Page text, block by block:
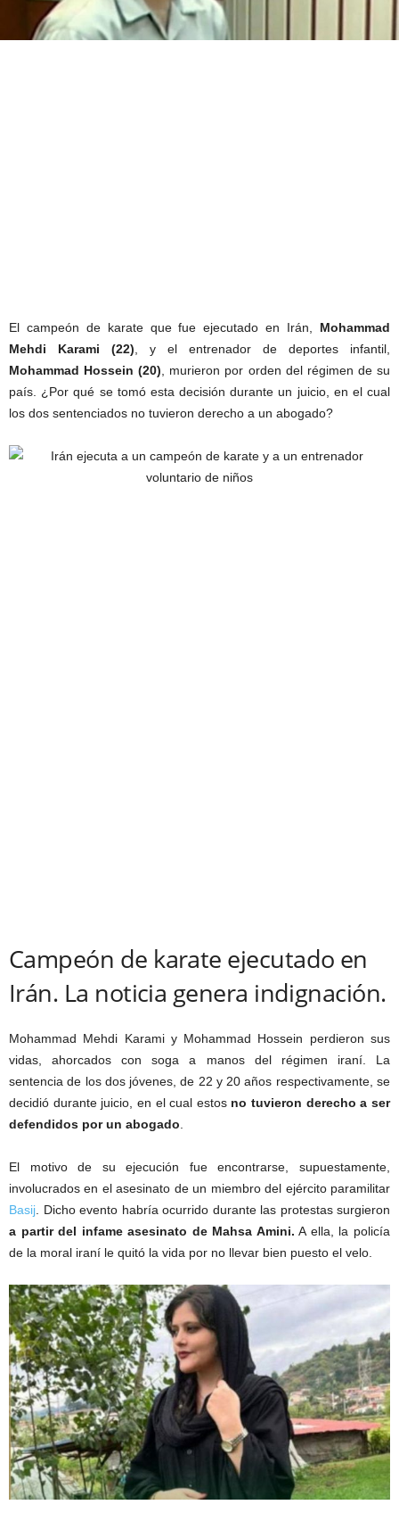
El campeón de karate que fue ejecutado en Irán, Mohammad
Mehdi Karami (22) , y el entrenador de deportes infantil,
Mohammad Hossein (20) , murieron por orden del régimen de su
país. ¿Por qué se tomó esta decisión durante un juicio, en el cual
los dos sentenciados no tuvieron derecho a un abogado?
Campeón de karate ejecutado en
Irán. La noticia genera indignación.
Mohammad Mehdi Karami y Mohammad Hossein perdieron sus
vidas, ahorcados con soga a manos del régimen iraní. La
sentencia de los dos jóvenes, de 22 y 20 años respectivamente, se
decidió durante juicio, en el cual estos no tuvieron derecho a ser
defendidos por un abogado
El motivo de su ejecución fue encontrarse, supuestamente,
involucrados en el asesinato de un miembro del ejército paramilitar
Basij . Dicho evento habría ocurrido durante las protestas surgieron
a partir del infame asesinato de Mahsa Amini. A ella, la policía
de la moral iraní le quitó la vida por no llevar bien puesto el velo.